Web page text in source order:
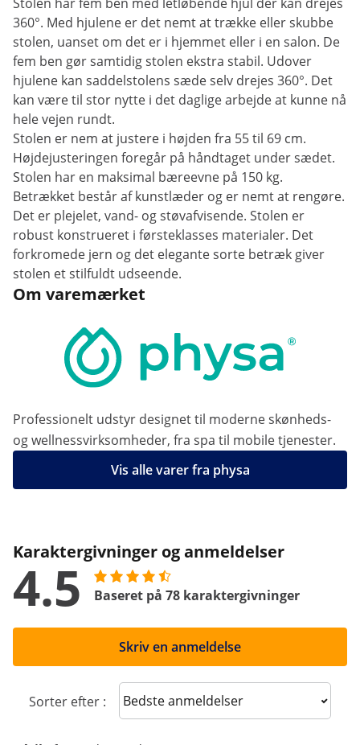
360°. Med hjulene er det nemt at trække eller skubbe
stolen, uanset om det er i hjemmet eller i en salon. De
fem ben gør samtidig stolen ekstra stabil. Udover
hjulene kan saddelstolens sæde selv drejes 360°. Det
kan være til stor nytte i det daglige arbejde at kunne nå
hele vejen rundt.
Stolen er nem at justere i højden fra 55 til 69 cm.
Højdejusteringen foregår på håndtaget under sædet.
Stolen har en maksimal bæreevne på 150 kg.
Betrækket består af kunstlæder og er nemt at rengøre.
Det er plejelet, vand- og støvafvisende. Stolen er
robust konstrueret i førsteklasses materialer. Det
forkromede jern og det elegante sorte betræk giver
stolen et stilfuldt udseende.
Om varemærket
Professionelt udstyr designet til moderne skønheds-
og wellnessvirksomheder, fra spa til mobile tjenester.
Vis alle varer fra physa
Karaktergivninger og anmeldelser
4.5 Baseret på 78 karaktergivninger
Skriv en anmeldelse
Sorter efter : Sort reviews